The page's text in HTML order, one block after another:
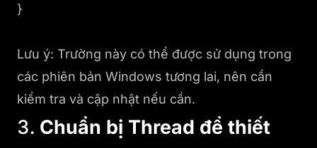
}
Lưu ý: Trường này có thể được sử dụng trong
các phiên bản Windows tương lai, nên cần
kiểm tra và cập nhật nếu cần.
3. Chuẩn bị Thread để thiết